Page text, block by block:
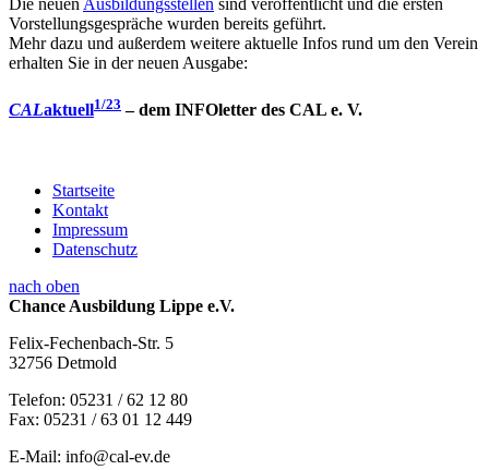
Vorstellungsgespräche wurden bereits geführt.
Mehr dazu und außerdem weitere aktuelle Infos rund um den Verein
erhalten Sie in der neuen Ausgabe:
CALaktuell1/23 – dem INFOletter des CAL e. V.
Startseite
Kontakt
Impressum
Datenschutz
nach oben
Chance Ausbildung Lippe e.V.
Felix-Fechenbach-Str. 5
32756 Detmold
Telefon: 05231 / 62 12 80
Fax: 05231 / 63 01 12 449
E-Mail: info@cal-ev.de